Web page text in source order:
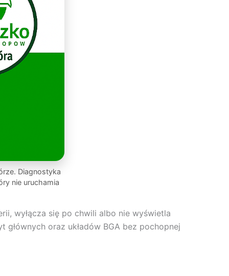
Diagnostyka
nie uruchamia
wyłącza się po chwili albo nie wyświetla
oraz układów BGA bez pochopnej